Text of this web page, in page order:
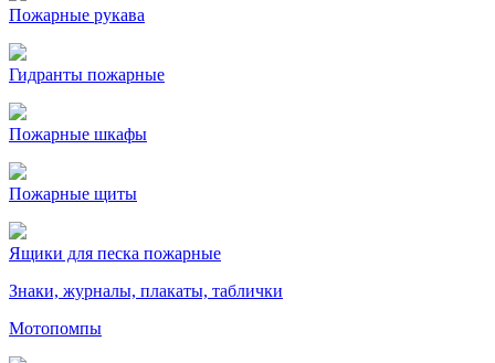
Пожарные рукава
Гидранты пожарные
Пожарные шкафы
Пожарные щиты
Ящики для песка пожарные
Знаки, журналы, плакаты, таблички
Мотопомпы